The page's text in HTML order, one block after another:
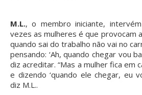
M.L., o membro iniciante,
vezes as mulheres é que provocam
quando sai do trabalho não vai no
pensando: ‘Ah, quando chegar vou
diz acreditar. “Mas a mulher fica em
e dizendo ‘quando ele chegar, eu
diz M.L..